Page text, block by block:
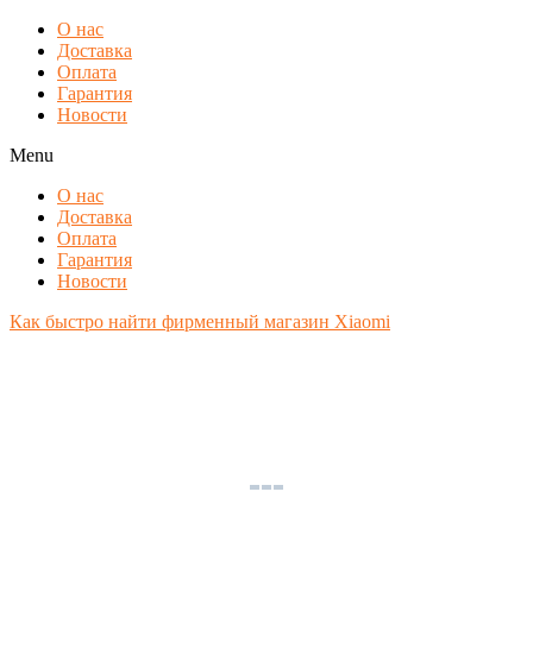
О нас
Доставка
Оплата
Гарантия
Новости
Menu
О нас
Доставка
Оплата
Гарантия
Новости
Как быстро найти фирменный магазин Xiaomi